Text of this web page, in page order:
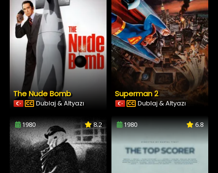
The Nude Bomb
Dublaj & Altyazı
Superman 2
Dublaj & Altyazı
1980 8.2 1980 6.8